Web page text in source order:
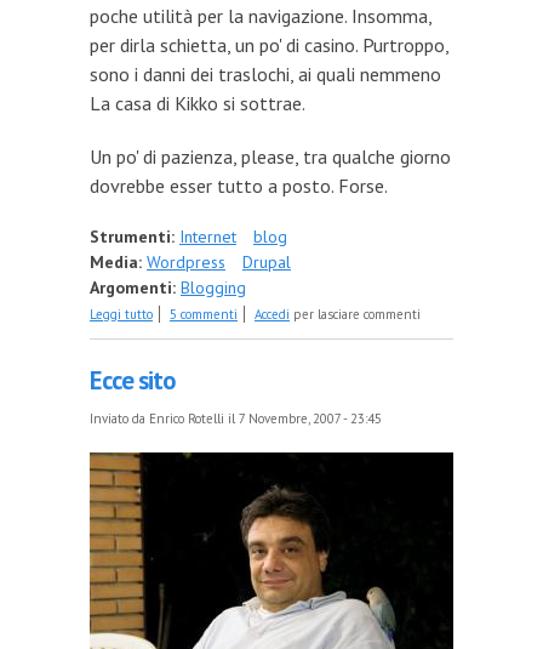
poche utilità per la navigazione. Insomma,
per dirla schietta, un po' di casino. Purtroppo,
sono i danni dei traslochi, ai quali nemmeno
La casa di Kikko si sottrae.
Un po' di pazienza, please, tra qualche giorno
dovrebbe esser tutto a posto. Forse.
Strumenti: Internet
blog
Media: Wordpress
Drupal
Argomenti: Blogging
Leggi tutto su Ai lettori (vecchi e nuovi)
5 commenti Accedi per lasciare commenti
Ecce sito
Inviato da Enrico Rotelli il 7 Novembre, 2007 - 23:45